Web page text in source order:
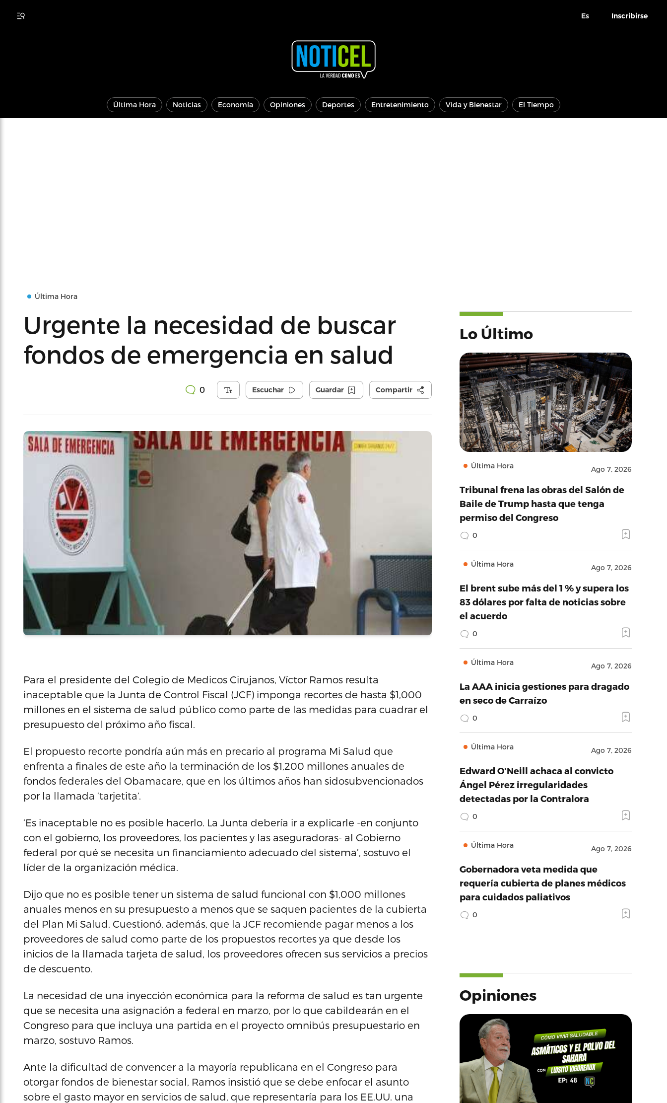
Es Inscribirse
Última Hora Noticias Economía Opiniones Deportes Entretenimiento Vida y Bienestar El Tiempo
Última Hora
Urgente la necesidad de buscar
fondos de emergencia en salud
0 Escuchar Guardar Compartir
Para el presidente del Colegio de Medicos Cirujanos, Víctor Ramos resulta
inaceptable que la Junta de Control Fiscal (JCF) imponga recortes de hasta $1,000
millones en el sistema de salud público como parte de las medidas para cuadrar el
presupuesto del próximo año fiscal.
El propuesto recorte pondría aún más en precario al programa Mi Salud que
enfrenta a finales de este año la terminación de los $1,200 millones anuales de
fondos federales del Obamacare, que en los últimos años han sidosubvencionados
por la llamada ‘tarjetita’.
‘Es inaceptable no es posible hacerlo. La Junta debería ir a explicarle -en conjunto
con el gobierno, los proveedores, los pacientes y las aseguradoras- al Gobierno
federal por qué se necesita un financiamiento adecuado del sistema’, sostuvo el
líder de la organización médica.
Dijo que no es posible tener un sistema de salud funcional con $1,000 millones
anuales menos en su presupuesto a menos que se saquen pacientes de la cubierta
del Plan Mi Salud. Cuestionó, además, que la JCF recomiende pagar menos a los
proveedores de salud como parte de los propuestos recortes ya que desde los
inicios de la llamada tarjeta de salud, los proveedores ofrecen sus servicios a precios
de descuento.
La necesidad de una inyección económica para la reforma de salud es tan urgente
que se necesita una asignación a federal en marzo, por lo que cabildearán en el
Congreso para que incluya una partida en el proyecto omnibús presupuestario en
marzo, sostuvo Ramos.
Ante la dificultad de convencer a la mayoría republicana en el Congreso para
otorgar fondos de bienestar social, Ramos insistió que se debe enfocar el asunto
sobre el gasto mayor en servicios de salud, que representaría para los EE.UU. una
Lo Último
Última Hora Ago 7, 2026
Tribunal frena las obras del Salón de
Baile de Trump hasta que tenga
permiso del Congreso
0
Última Hora Ago 7, 2026
El brent sube más del 1 % y supera los
83 dólares por falta de noticias sobre
el acuerdo
0
Última Hora Ago 7, 2026
La AAA inicia gestiones para dragado
en seco de Carraízo
0
Última Hora Ago 7, 2026
Edward O'Neill achaca al convicto
Ángel Pérez irregularidades
detectadas por la Contralora
0
Última Hora Ago 7, 2026
Gobernadora veta medida que
requería cubierta de planes médicos
para cuidados paliativos
0
Opiniones